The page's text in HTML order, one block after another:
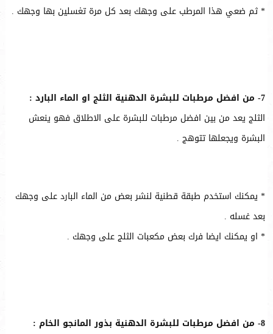
* ثم ضعي هذا المرطب على وجهك بعد كل مرة تغسلين بها وجهك .
7- من افضل مرطبات للبشرة الدهنية الثلج او الماء البارد :
الثلج يعد من بين افضل مرطبات للبشرة على الاطلاق فهو ينعش
البشرة ويجعلها تتوهج .
* يمكنك استخدم طبقة قطنية لنشر بعض من الماء البارد على وجهك
بعد غسله .
* او يمكنك ايضا فرك بعض مكعبات الثلج على وجهك .
8- من افضل مرطبات للبشرة الدهنية بذور المانجو الخام :